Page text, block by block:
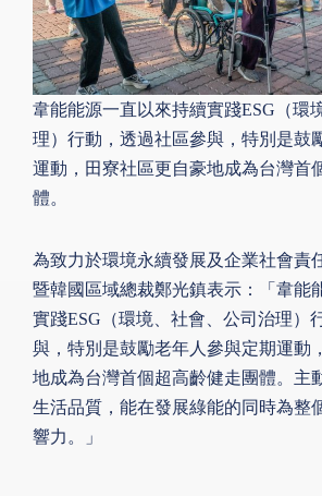
韋能能源一直以來持續實踐ESG（環
理）行動，透過社區參與，特別是鼓
運動，田寮社區更自豪地成為台灣首
體。
為致力於環境永續發展及企業社會責
暨韓國區域總裁鄭光鎮表示：「韋能
實踐ESG（環境、社會、公司治理）
與，特別是鼓勵老年人參與定期運動
地成為台灣首個超高齡健走團體。主
生活品質，能在發展綠能的同時為整
響力。」